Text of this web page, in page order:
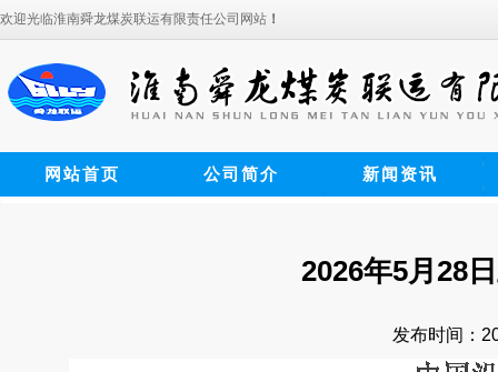
欢迎光临淮南舜龙煤炭联运有限责任公司网站 ！
网站首页 公司简介 新闻资讯
2026年5月28
发布时间：